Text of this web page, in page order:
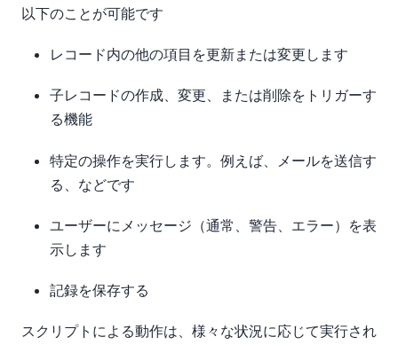
以下のことが可能です
レコード内の他の項目を更新または変更します
子レコードの作成、変更、または削除をトリガーす
る機能
特定の操作を実行します。例えば、メールを送信す
る、などです
ユーザーにメッセージ（通常、警告、エラー）を表
示します
記録を保存する
スクリプトによる動作は、様々な状況に応じて実行され